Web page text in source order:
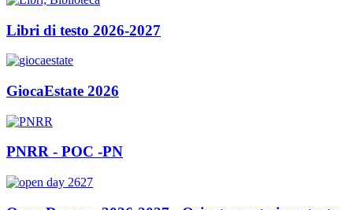
Libri di testo 2026-2027
GiocaEstate 2026
PNRR - POC -PN